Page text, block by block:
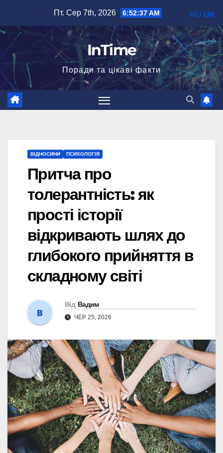
вмісту
Пт. Сер 7th, 2026 6:52:38 AM
InTime
Поради та цікаві факти
ВІДНОСИНИ ПСИХОЛОГІЯ
Притча про
толерантність: як
прості історії
відкривають шлях до
глибокого прийняття в
складному світі
Від Вадим
ЧЕР 25, 2026
RU UK